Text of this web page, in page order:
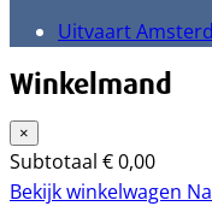
Uitvaart
Winkelmand
×
Subtotaal €0,00
Bekijk winkelwagen